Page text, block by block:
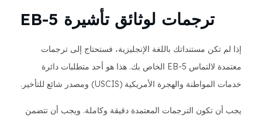
ترجمات لوثائق تأشيرة EB-5
إذا لم تكن مستنداتك باللغة الإنجليزية، فستحتاج إلى ترجمات
معتمدة لالتماس EB-5 الخاص بك. هذا هو أحد متطلبات دائرة
خدمات المواطنة والهجرة الأمريكية (USCIS) ومصدر شائع للتأخير.
يجب أن تكون الترجمات المعتمدة دقيقة وكاملة. ويجب أن تتضمن